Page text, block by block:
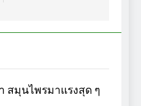
สมุนไพรมาแรงสุด ๆ